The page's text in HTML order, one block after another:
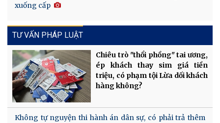
xuống cấp
TƯ VẤN PHÁP LUẬT
Chiêu trò "thổi phồng" tai ương,
ép khách thay sim giá tiền
triệu, có phạm tội Lừa dối khách
hàng không?
Không tự nguyện thi hành án dân sự, có phải trả thêm